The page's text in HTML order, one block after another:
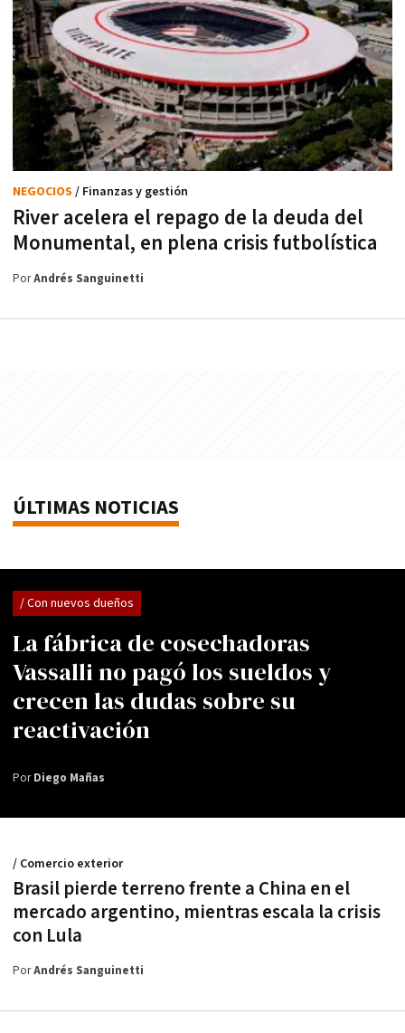
River acelera el repago de la deuda del
Monumental, en plena crisis futbolística
NEGOCIOS / Finanzas y gestión
PorAndrés Sanguinetti
ÚLTIMAS NOTICIAS
La fábrica de cosechadoras
Vassalli no pagó los sueldos y
crecen las dudas sobre su
reactivación
/ Con nuevos dueños
PorDiego Mañas
Brasil pierde terreno frente a China en el
mercado argentino, mientras escala la crisis
con Lula
/ Comercio exterior
PorAndrés Sanguinetti